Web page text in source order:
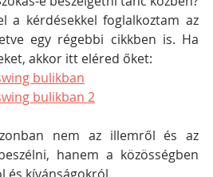
a kérdésekkel foglalkoztam az
egy régebbi cikkben is. Ha
akkor itt eléred őket:
bulikban
bulikban 2
nem az illemről és az
hanem a közösségben